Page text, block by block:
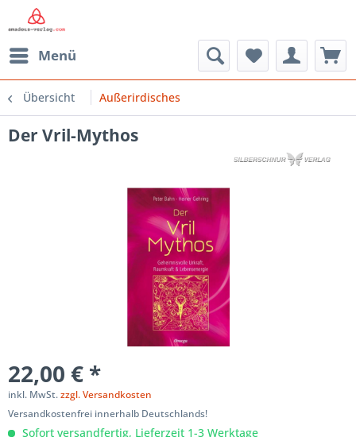
Menü
Übersicht Außerirdisches
Der Vril-Mythos
22,00 € *
inkl. MwSt.zzgl. Versandkosten
Versandkostenfrei innerhalb Deutschlands!
Sofort versandfertig, Lieferzeit 1-3 Werktage